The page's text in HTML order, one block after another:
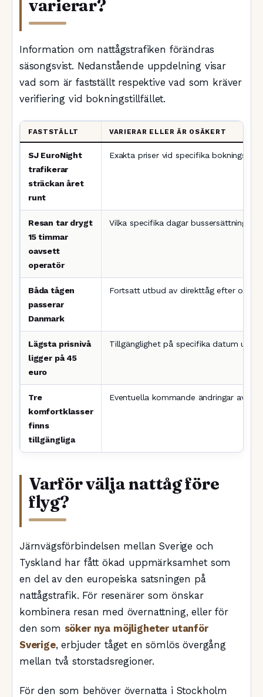
varierar?
Information om nattågstrafiken förändras
säsongsvist. Nedanstående uppdelning visar
vad som är fastställt respektive vad som kräver
verifiering vid bokningstillfället.
FASTSTÄLLT VARIERAR ELLER ÄR OSÄKERT
SJ EuroNight
trafikerar
sträckan året
runt
Exakta priser vid specifika
Resan tar drygt
15 timmar
oavsett
operatör
Vilka specifika dagar bussersättning
Båda tågen
passerar
Danmark
Fortsatt utbud av direkttåg efter
Lägsta prisnivå
ligger på 45
euro
Tillgänglighet på specifika datum
Tre
komfortklasser
finns
tillgängliga
Eventuella kommande ändringar av
Varför välja nattåg före
flyg?
Järnvägsförbindelsen mellan Sverige och
Tyskland har fått ökad uppmärksamhet som
en del av den europeiska satsningen på
nattågstrafik. För resenärer som önskar
kombinera resan med övernattning, eller för
den som söker nya möjligheter utanför
Sverige, erbjuder tåget en sömlös övergång
mellan två storstadsregioner.
För den som behöver övernatta i Stockholm